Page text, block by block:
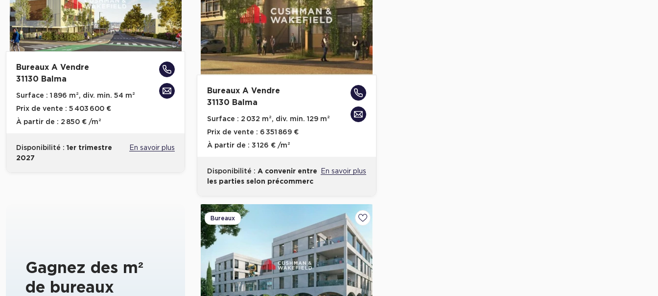
Bureaux A Vendre
31130 Balma
Surface : 1 896 m², div. min. 54 m²
Prix de vente : 5 403 600 €
À partir de : 2 850 € /m²
Disponibilité : 1er trimestre
2027
En savoir plus
Bureaux A Vendre
31130 Balma
Surface : 2 032 m², div. min. 129 m²
Prix de vente : 6 351 869 €
À partir de :3 126 € /m²
Disponibilité :A convenir entre
les parties selon précommerc
En savoir plus
Gagnez des m²
de bureaux
Bureaux
Ajouter aux favoris